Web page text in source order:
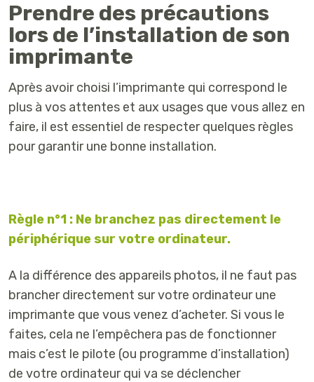
Prendre des précautions
lors de l’installation de son
imprimante
Après avoir choisi l’imprimante qui correspond le
plus à vos attentes et aux usages que vous allez en
faire, il est essentiel de respecter quelques règles
pour garantir une bonne installation.
Règle n°1 : Ne branchez pas directement le
périphérique sur votre ordinateur.
A la différence des appareils photos, il ne faut pas
brancher directement sur votre ordinateur une
imprimante que vous venez d’acheter. Si vous le
faites, cela ne l’empêchera pas de fonctionner
mais c’est le pilote (ou programme d’installation)
de votre ordinateur qui va se déclencher